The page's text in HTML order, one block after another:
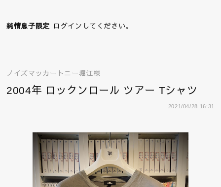
純情息子限定 ログインしてください。
ノイズマッカートニー堀江様
2004年 ロックンロール ツアー Tシャツ
2021/04/28 16:31